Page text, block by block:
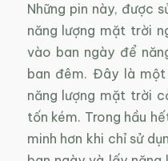
Những pin này, được
năng lượng mặt trời
vào ban ngày để
ban đêm. Đây là
năng lượng mặt trời
tốn kém. Trong hầu
minh hơn khi chỉ sử